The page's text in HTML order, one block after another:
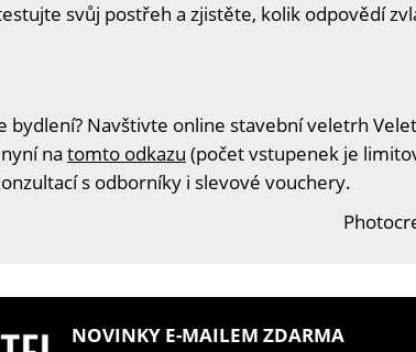
svůj postřeh a zjistěte, kolik odpovědí
bydlení? Navštivte online stavební veletrh
na tomto odkazu (počet vstupenek je
s odborníky i slevové vouchery.
NOVINKY E-MAILEM ZDARMA